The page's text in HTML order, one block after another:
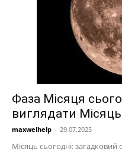
Фаза Місяця
виглядати
maxwelhelp - 29.07.2025
Місяць сьогодні: